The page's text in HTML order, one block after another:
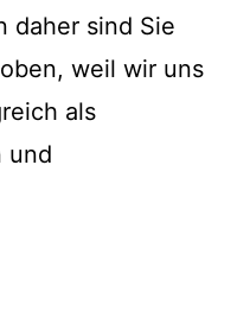
daher sind Sie
weil wir uns
als
und